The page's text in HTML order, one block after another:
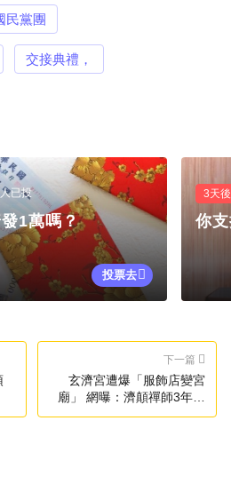
民黨團
交接典禮，
已投
1萬嗎？
投票去
3天
你
下一篇
玄濟宮遭爆「服飾店變宮
廟」 網曝：濟顛禪師3年前
同婚宮主